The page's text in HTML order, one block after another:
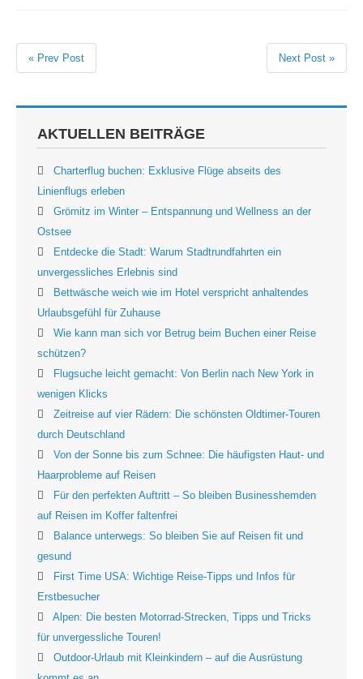
« Prev Post Next Post »
AKTUELLEN BEITRÄGE
Charterflug buchen: Exklusive Flüge abseits des
Linienflugs erleben
Grömitz im Winter – Entspannung und Wellness an der
Ostsee
Entdecke die Stadt: Warum Stadtrundfahrten ein
unvergessliches Erlebnis sind
Bettwäsche weich wie im Hotel verspricht anhaltendes
Urlaubsgefühl für Zuhause
Wie kann man sich vor Betrug beim Buchen einer Reise
schützen?
Flugsuche leicht gemacht: Von Berlin nach New York in
wenigen Klicks
Zeitreise auf vier Rädern: Die schönsten Oldtimer-Touren
durch Deutschland
Von der Sonne bis zum Schnee: Die häufigsten Haut- und
Haarprobleme auf Reisen
Für den perfekten Auftritt – So bleiben Businesshemden
auf Reisen im Koffer faltenfrei
Balance unterwegs: So bleiben Sie auf Reisen fit und
gesund
First Time USA: Wichtige Reise-Tipps und Infos für
Erstbesucher
Alpen: Die besten Motorrad-Strecken, Tipps und Tricks
für unvergessliche Touren!
Outdoor-Urlaub mit Kleinkindern – auf die Ausrüstung